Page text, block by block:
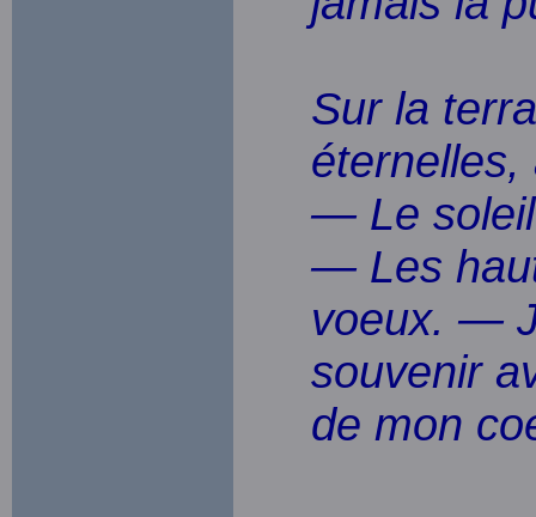
Sur la
éternelles,
— Le soleil
— Les
voeux. —
souvenir
de mon